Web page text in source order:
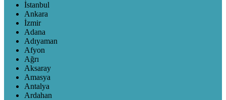
İstanbul
Ankara
İzmir
Adana
Adıyaman
Afyon
Ağrı
Aksaray
Amasya
Antalya
Ardahan